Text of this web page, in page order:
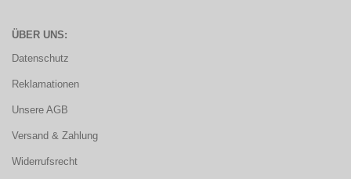
ÜBER UNS:
Datenschutz
Reklamationen
Unsere AGB
Versand & Zahlung
Widerrufsrecht